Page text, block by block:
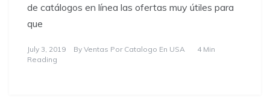
de catálogos en línea las ofertas muy útiles para
que
July 3, 2019 By Ventas Por Catalogo En USA
4 Min
Reading